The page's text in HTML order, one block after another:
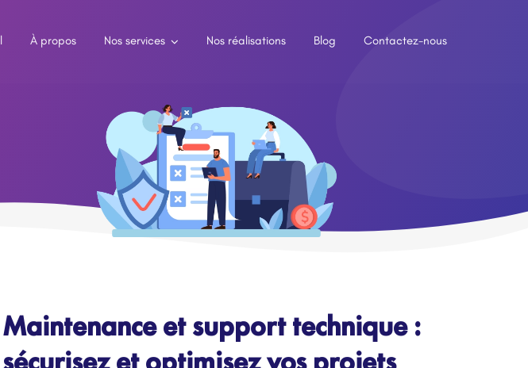
À propos Nos services Nos réalisations Blog Contactez-nous
Maintenance et support technique :